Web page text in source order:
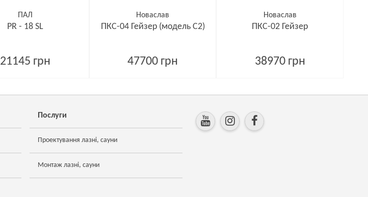
ПАЛ
PR - 18 SL
21145 грн
Новаслав
ПКС-04 Гейзер (модель С2)
47700 грн
Новаслав
ПКС-02 Гейзер
38970 грн
Послуги
Проектування лазні, сауни
Монтаж лазні, сауни